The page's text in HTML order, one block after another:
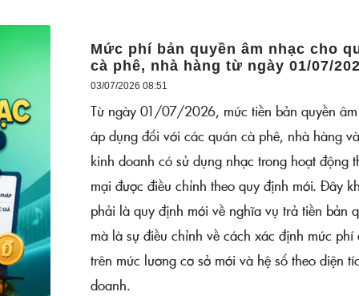
Mức phí bản quyền âm nhạc cho
cà phê, nhà hàng từ ngày 01/07/
03/07/2026 08:51
Từ ngày 01/07/2026, mức tiền bản quyền
áp dụng đối với các quán cà phê, nhà hàng
kinh doanh có sử dụng nhạc trong hoạt động
mại được điều chỉnh theo quy định mới. Đây
phải là quy định mới về nghĩa vụ trả tiền bản
mà là sự điều chỉnh về cách xác định mức phí
trên mức lương cơ sở mới và hệ số theo diện
doanh.